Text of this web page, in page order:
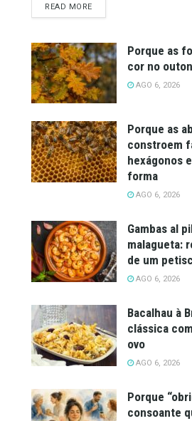
READ MOREDETAILS
Porque as
cor no
AGO 6, 2026
Porque as
constroem
hexágonos
forma
AGO 6, 2026
Gambas al
malagueta:
de um
AGO 6, 2026
Bacalhau à
clássica
ovo
AGO 6, 2026
Porque
consoante